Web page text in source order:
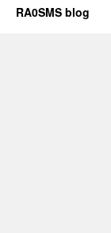
RA0SMS blog